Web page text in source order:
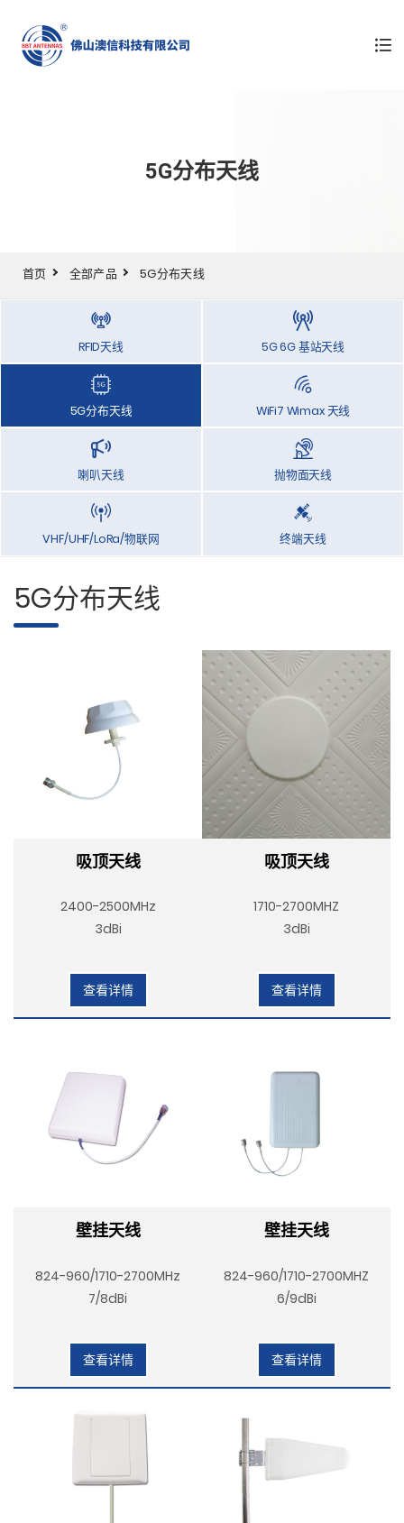
5G分布天线
首页 全部产品 5G分布天线
RFID天线 5G 6G 基站天线
5G分布天线 WiFi7 Wimax 天线
喇叭天线 抛物面天线
VHF/UHF/LoRa/物联网 终端天线
5G分布天线
吸顶天线
2400-2500MHz
3dBi
查看详情
吸顶天线
1710-2700MHZ
3dBi
查看详情
壁挂天线
824-960/1710-2700MHz
7/8dBi
查看详情
壁挂天线
824-960/1710-2700MHZ
6/9dBi
查看详情